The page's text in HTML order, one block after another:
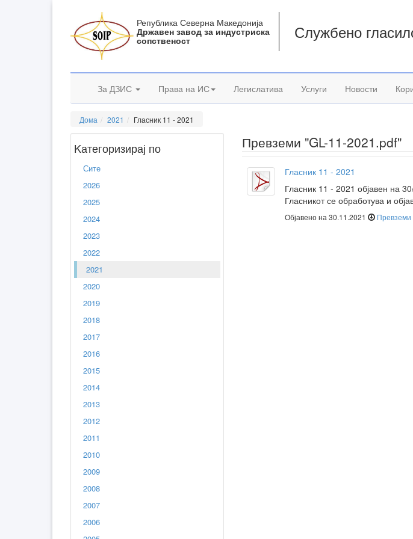
Република Северна Македонија
Државен завод за индустриска
сопственост Службено
За ДЗИС Права на ИС Легислатива Услуги Новости
Дома 2021 Гласник 11 - 2021
Kатегоризирај по
Сите
2026
2025
2024
2023
2022
2021
2020
2019
2018
2017
2016
2015
2014
2013
2012
2011
2010
2009
2008
2007
2006
Превземи "GL-11-2021.pdf"
Гласник 11 - 2021
Гласник 11 - 2021 објавен на
Гласникот се обработува и
Објавено на 30.11.2021 Превземи